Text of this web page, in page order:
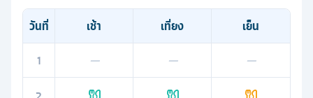
วันที่ เช้า เที่ยง
เย็น
1
— —
—